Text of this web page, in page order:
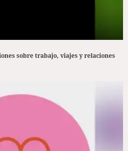
sobre trabajo, viajes y relaciones